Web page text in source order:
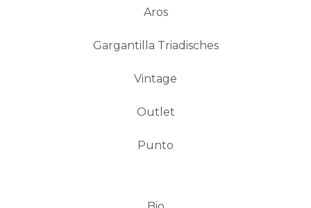
Aros
Gargantilla Triadisches
Vintage
Outlet
Punto